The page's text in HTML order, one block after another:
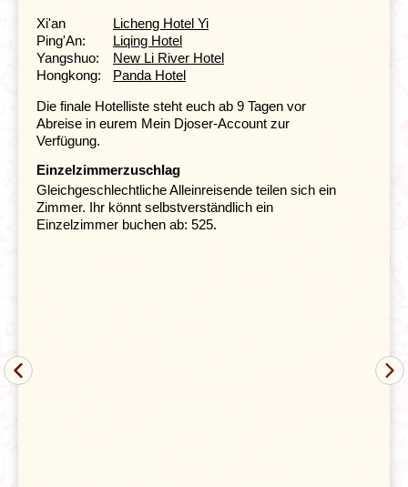
restaurierten Stadtmauer im Zentrum der Stadt kann
man bei schönem Wetter Rad fahren oder wandern.
schönste Aussicht über die Stadt habt ihr von dem alten
Glockenturm. Er wurde 1384 erbaut und ist das
Zeiten keine Uhren gab, benutzten die Leute Glocken
und Trommeln, um die Zeit anzusagen.
Von Xi'an machen wir einen Ausflug zur weltberühmten
Xi'an
Licheng Hotel Yi
Ping'An:
Liqing Hotel
Yangshuo:
New Li River Hotel
Hongkong:
Panda Hotel
Die finale Hotelliste steht euch ab 9 Tagen vor
Abreise in eurem Mein Djoser-Account zur
Verfügung.
Einzelzimmerzuschlag
Gleichgeschlechtliche Alleinreisende teilen sich ein
Zimmer. Ihr könnt selbstverständlich ein
Einzelzimmer buchen ab: 525.